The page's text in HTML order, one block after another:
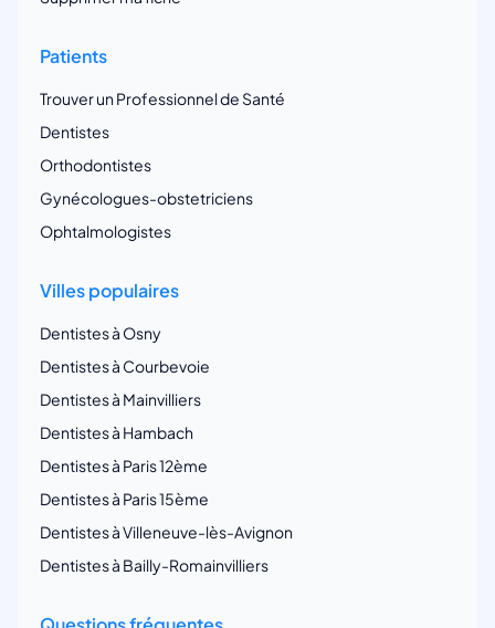
Patients
Trouver un Professionnel de Santé
Dentistes
Orthodontistes
Gynécologues-obstetriciens
Ophtalmologistes
Villes populaires
Dentistes à Osny
Dentistes à Courbevoie
Dentistes à Mainvilliers
Dentistes à Hambach
Dentistes à Paris 12ème
Dentistes à Paris 15ème
Dentistes à Villeneuve-lès-Avignon
Dentistes à Bailly-Romainvilliers